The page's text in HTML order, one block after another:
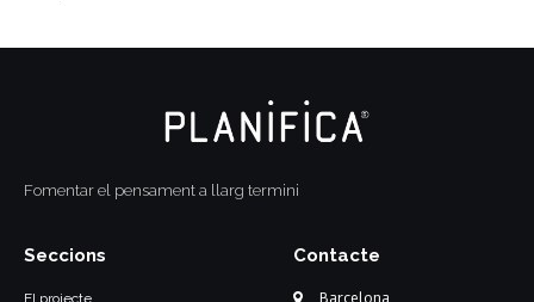
Fomentar el pensament a llarg termini
Seccions Contacte
Barcelona